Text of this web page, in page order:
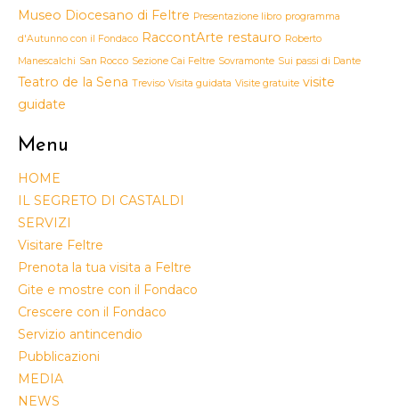
Museo Diocesano di Feltre Presentazione libro programma
d'Autunno con il Fondaco RaccontArte restauro Roberto
Manescalchi San Rocco Sezione Cai Feltre Sovramonte Sui passi di Dante
Teatro de la Sena Treviso Visita guidata Visite gratuite visite
guidate
Menu
HOME
IL SEGRETO DI CASTALDI
SERVIZI
Visitare Feltre
Prenota la tua visita a Feltre
Gite e mostre con il Fondaco
Crescere con il Fondaco
Servizio antincendio
Pubblicazioni
MEDIA
NEWS